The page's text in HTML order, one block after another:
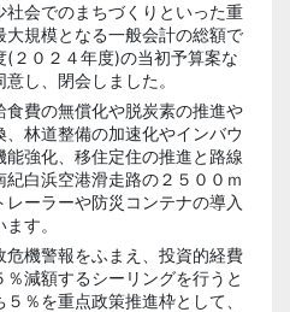
会でのまちづくりといった重
大規模となる一般会計の総額で
(２０２４年度)の当初予算案な
し、閉会しました。
費の無償化や脱炭素の推進や
林道整備の加速化やインバウ
強化、移住定住の推進と路線
白浜空港滑走路の２５００ｍ
ーラーや防災コンテナの導入
す。
機警報をふまえ、投資的経費
減額するシーリングを行うと
％を重点政策推進枠として、